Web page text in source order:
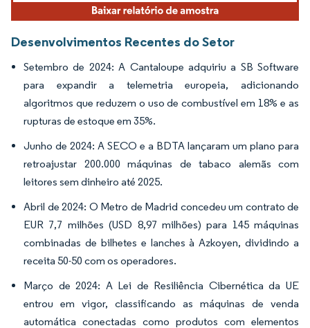
Desenvolvimentos Recentes do Setor
Setembro de 2024: A Cantaloupe adquiriu a SB Software
para expandir a telemetria europeia, adicionando
algoritmos que reduzem o uso de combustível em 18% e as
rupturas de estoque em 35%.
Junho de 2024: A SECO e a BDTA lançaram um plano para
retroajustar 200.000 máquinas de tabaco alemãs com
leitores sem dinheiro até 2025.
Abril de 2024: O Metro de Madrid concedeu um contrato de
EUR 7,7 milhões (USD 8,97 milhões) para 145 máquinas
combinadas de bilhetes e lanches à Azkoyen, dividindo a
receita 50-50 com os operadores.
Março de 2024: A Lei de Resiliência Cibernética da UE
entrou em vigor, classificando as máquinas de venda
automática conectadas como produtos com elementos